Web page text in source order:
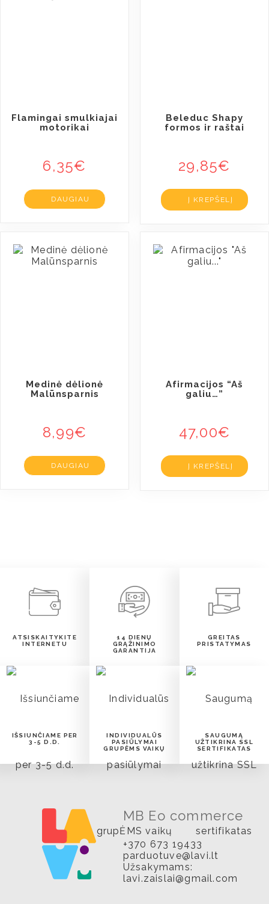
Flamingai smulkiajai
motorikai
6,35€
DAUGIAU
Beleduc Shapy
formos ir raštai
29,85€
Į KREPŠELĮ
Medinė dėlionė
Malūnsparnis
8,99€
DAUGIAU
Afirmacijos “Aš
galiu…”
47,00€
Į KREPŠELĮ
ATSISKAITYKITE
INTERNETU
14 DIENŲ
GRĄŽINIMO
GARANTIJA
GREITAS
PRISTATYMAS
IŠSIUNČIAME PER
3-5 D.D.
INDIVIDUALŪS
PASIŪLYMAI
GRUPĖMS VAIKŲ
SAUGUMĄ
UŽTIKRINA SSL
SERTIFIKATAS
MB Eo commerce
+370 673 19433
parduotuve@lavi.lt
Užsakymams:
lavi.zaislai@gmail.com